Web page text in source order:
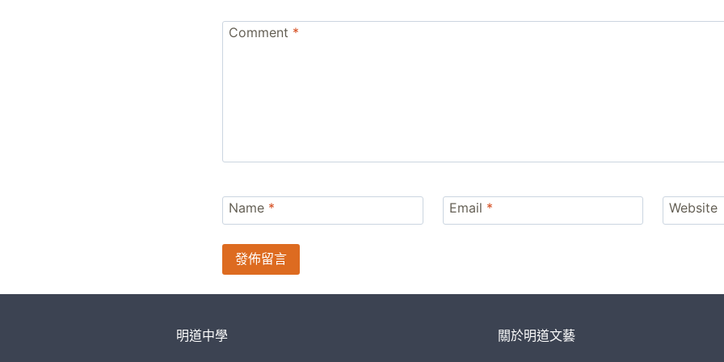
Comment *
Name * Email * Website
明道中學 關於明道文藝